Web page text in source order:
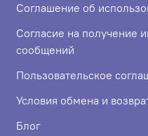
Соглашение об
Согласие на получение
сообщений
Пользовательское
Условия обмена и
Блог